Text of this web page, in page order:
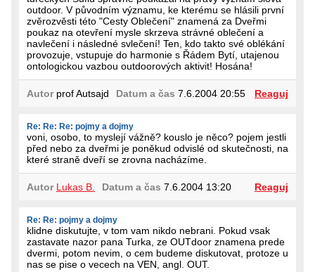
outdoor. V původním významu, ke kterému se hlásili první
zvěrozvěsti této "Cesty Oblečení" znamená za Dveřmi
poukaz na otevření mysle skrzeva strávné oblečení a
navlečení i následné svlečení! Ten, kdo takto své oblékání
provozuje, vstupuje do harmonie s Řádem Bytí, utajenou
ontologickou vazbou outdoorových aktivit! Hosána!
Autorprof Autsajd Datum a čas 7.6.2004 20:55 Reaguj
Re: Re: Re: pojmy a dojmy
voni, osobo, to myslejí vážně? kouslo je něco? pojem jestli
před nebo za dveřmi je poněkud odvislé od skutečnosti, na
které straně dveří se zrovna nacházíme.
Autor Lukas B. Datum a čas 7.6.2004 13:20 Reaguj
Re: Re: pojmy a dojmy
klidne diskutujte, v tom vam nikdo nebrani. Pokud vsak
zastavate nazor pana Turka, ze OUTdoor znamena prede
dvermi, potom nevim, o cem budeme diskutovat, protoze u
nas se pise o vecech na VEN, angl. OUT.